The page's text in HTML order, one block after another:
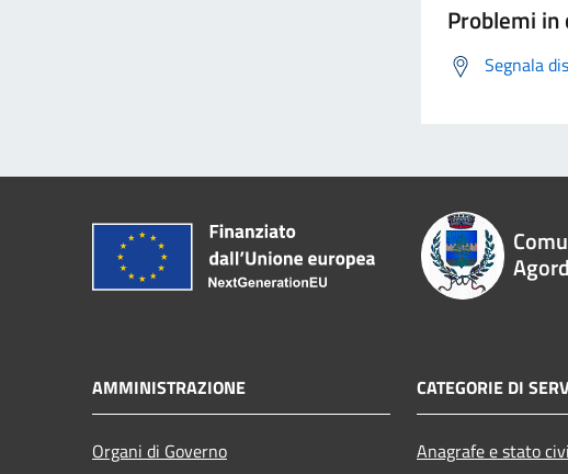
Problemi
Segnala
AMMINISTRAZIONE
Organi di Governo
CATEGORIE DI
Anagrafe e stato